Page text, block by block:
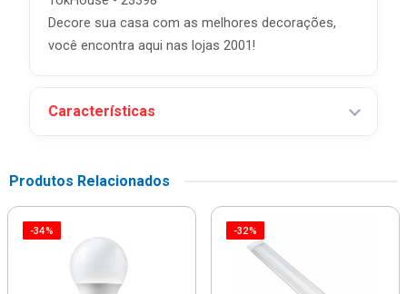
Decore sua casa com as melhores decorações,
você encontra aqui nas lojas 2001!
Características
Produtos Relacionados
-34% -32%